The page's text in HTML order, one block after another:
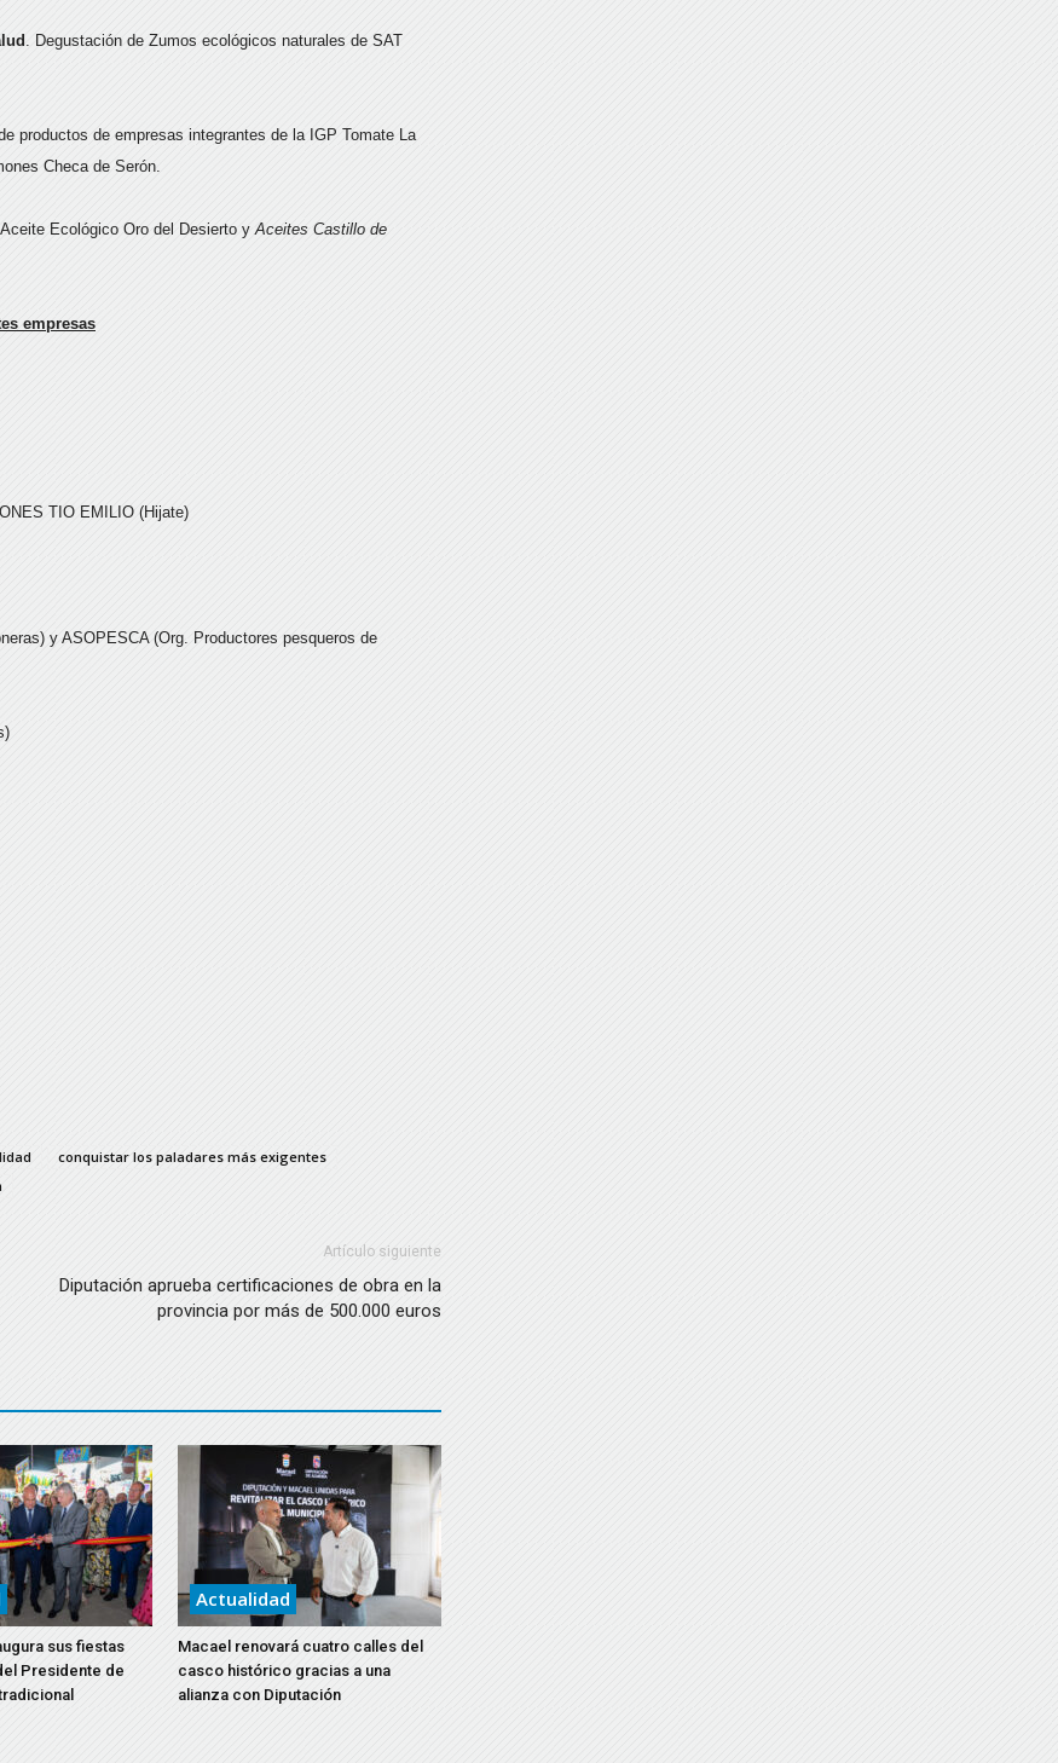
. Degustación de Zumos ecológicos naturales de SAT
productos de empresas integrantes de la IGP Tomate La
Checa de Serón.
Ecológico Oro del Desierto y Aceites Castillo de
empresas
TIO EMILIO (Hijate)
y ASOPESCA (Org. Productores pesqueros de
conquistar los paladares más exigentes
Artículo siguiente
Diputación aprueba certificaciones de obra en la
provincia por más de 500.000 euros
sus fiestas
Presidente de
Actualidad
Macael renovará cuatro calles del
casco histórico gracias a una
alianza con Diputación